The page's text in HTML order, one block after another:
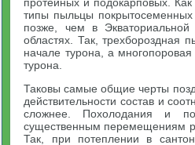
типы пыльцы
позже, чем в Экваториальной
областях. Так, трехбороздная
начале турона, а
турона.
Таковы самые общие черты
действительности состав и
сложнее. Похолодания и
существенным перемещениям
Так, при потеплении в